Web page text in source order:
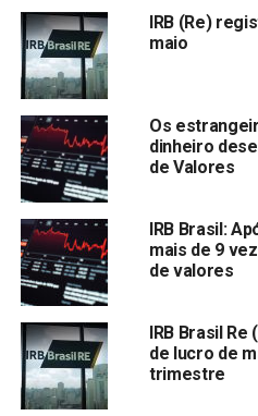
Nos últimos meses as ações
as que sofreram maiores
preocupados com o futuro do
ressegurador do Brasil.
ação da empresa despencou
maiores queda do (Ibovespa).
Veja também:
IRB Resseguros
escândalos vê lucro
esta semana
WhatsApp e Cielo
desbloqueio de
IRB (Re)
maio
Os
dinheiro
de Valores
IRB Brasil:
mais de 9
de valores
IRB Brasil
de lucro de
trimestre